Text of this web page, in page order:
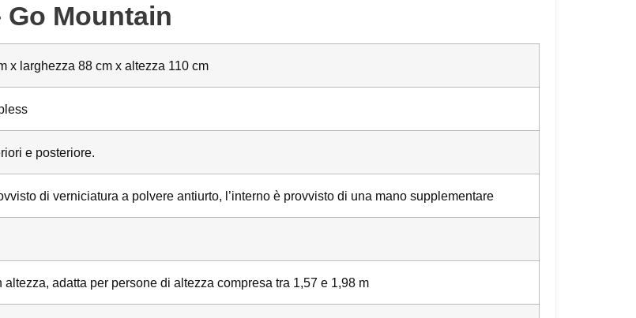
Go Mountain
x larghezza 88 cm x altezza 110 cm
e posteriore.
di verniciatura a polvere antiurto, l’interno è provvisto di una mano supplementare
adatta per persone di altezza compresa tra 1,57 e 1,98 m